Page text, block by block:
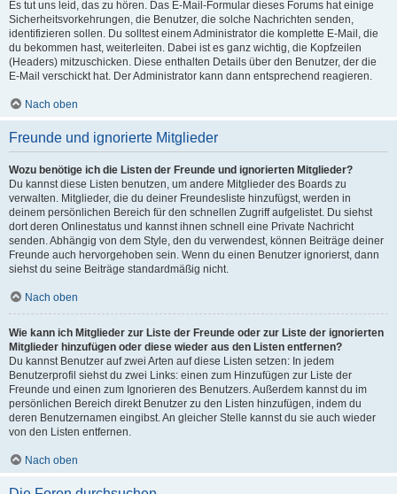
Es tut uns leid, das zu hören. Das E-Mail-Formular dieses Forums hat einige
Sicherheitsvorkehrungen, die Benutzer, die solche Nachrichten senden,
identifizieren sollen. Du solltest einem Administrator die komplette E-Mail, die
du bekommen hast, weiterleiten. Dabei ist es ganz wichtig, die Kopfzeilen
(Headers) mitzuschicken. Diese enthalten Details über den Benutzer, der die
E-Mail verschickt hat. Der Administrator kann dann entsprechend reagieren.
Nach oben
Freunde und ignorierte Mitglieder
Wozu benötige ich die Listen der Freunde und ignorierten Mitglieder?
Du kannst diese Listen benutzen, um andere Mitglieder des Boards zu
verwalten. Mitglieder, die du deiner Freundesliste hinzufügst, werden in
deinem persönlichen Bereich für den schnellen Zugriff aufgelistet. Du siehst
dort deren Onlinestatus und kannst ihnen schnell eine Private Nachricht
senden. Abhängig von dem Style, den du verwendest, können Beiträge deiner
Freunde auch hervorgehoben sein. Wenn du einen Benutzer ignorierst, dann
siehst du seine Beiträge standardmäßig nicht.
Nach oben
Wie kann ich Mitglieder zur Liste der Freunde oder zur Liste der ignorierten
Mitglieder hinzufügen oder diese wieder aus den Listen entfernen?
Du kannst Benutzer auf zwei Arten auf diese Listen setzen: In jedem
Benutzerprofil siehst du zwei Links: einen zum Hinzufügen zur Liste der
Freunde und einen zum Ignorieren des Benutzers. Außerdem kannst du im
persönlichen Bereich direkt Benutzer zu den Listen hinzufügen, indem du
deren Benutzernamen eingibst. An gleicher Stelle kannst du sie auch wieder
von den Listen entfernen.
Nach oben